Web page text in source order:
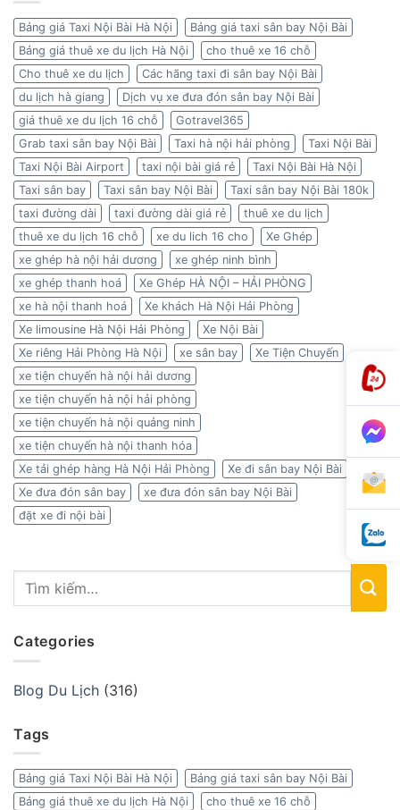
Bảng giá Taxi Nội Bài Hà Nội
Bảng giá taxi sân bay Nội Bài
Bảng giá thuê xe du lịch Hà Nội
cho thuê xe 16 chỗ
Cho thuê xe du lịch
Các hãng taxi đi sân bay Nội Bài
du lịch hà giang
Dịch vụ xe đưa đón sân bay Nội Bài
giá thuê xe du lịch 16 chỗ
Gotravel365
Grab taxi sân bay Nội Bài
Taxi hà nội hải phòng
Taxi Nội Bài
Taxi Nội Bài Airport
taxi nội bài giá rẻ
Taxi Nội Bài Hà Nội
Taxi sân bay
Taxi sân bay Nội Bài
Taxi sân bay Nội Bài 180k
taxi đường dài
taxi đường dài giá rẻ
thuê xe du lịch
thuê xe du lịch 16 chỗ
xe du lich 16 cho
Xe Ghép
xe ghép hà nội hải dương
xe ghép ninh bình
xe ghép thanh hoá
Xe Ghép HÀ NỘI – HẢI PHÒNG
xe hà nội thanh hoá
Xe khách Hà Nội Hải Phòng
Xe limousine Hà Nội Hải Phòng
Xe Nội Bài
Xe riêng Hải Phòng Hà Nội
xe sân bay
Xe Tiện Chuyến
xe tiện chuyến hà nội hải dương
xe tiện chuyến hà nội hải phòng
xe tiện chuyến hà nội quảng ninh
xe tiện chuyến hà nội thanh hóa
Xe tải ghép hàng Hà Nội Hải Phòng
Xe đi sân bay Nội Bài
Xe đưa đón sân bay
xe đưa đón sân bay Nội Bài
đặt xe đi nội bài
Categories
Blog Du Lịch (316)
Tags
Bảng giá Taxi Nội Bài Hà Nội
Bảng giá taxi sân bay Nội Bài
Bảng giá thuê xe du lịch Hà Nội
cho thuê xe 16 chỗ